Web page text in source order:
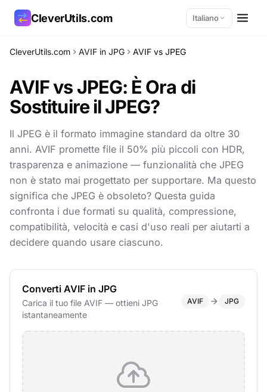
CleverUtils.com Italiano
CleverUtils.com AVIF in JPG AVIF vs JPEG
AVIF vs JPEG: È Ora di
Sostituire il JPEG?
Il JPEG è il formato immagine standard da oltre 30
anni. AVIF promette file il 50% più piccoli con HDR,
trasparenza e animazione — funzionalità che JPEG
non è stato mai progettato per supportare. Ma questo
significa che JPEG è obsoleto? Questa guida
confronta i due formati su qualità, compressione,
compatibilità, velocità e casi d'uso reali per aiutarti a
decidere quando usare ciascuno.
Converti AVIF in JPG
Carica il tuo file AVIF — ottieni JPG
istantaneamente
AVIF JPG
Copia link
Email